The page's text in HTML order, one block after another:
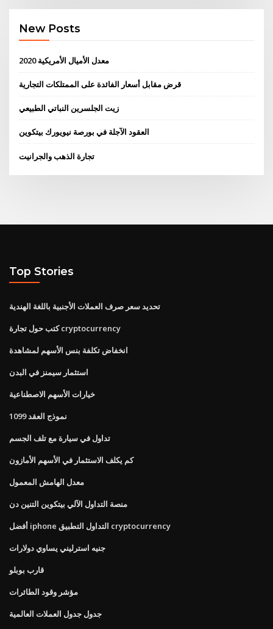
New Posts
معدل الأميال الأمريكية 2020
قرض مقابل أسعار الفائدة على الممتلكات التجارية
زيت الجلسرين النباتي الطبيعي
العقود الآجلة في بورصة نيويورك بيتكوين
تجارة الذهب والجرانيت
Top Stories
تحديد سعر صرف العملات الأجنبية باللغة الهندية
كتب حول تجارة cryptocurrency
انخفاض تكلفة بنس الأسهم لمشاهدة
استثمار سيمنز في البدن
خيارات الأسهم الاصطناعية
نموذج العقد 1099
تداول في سيارة مع تلف الجسم
كم يكلف الاستثمار في الأسهم الأمازون
معدل الهامش المعمول
منصة التداول الآلي بيتكوين التنين دن
أفضل iphone التداول التطبيق cryptocurrency
جنيه استرليني يساوي دولارات
قارب بوبلو
مؤشر وقود الطائرات
جدول جدول العملات العالمية